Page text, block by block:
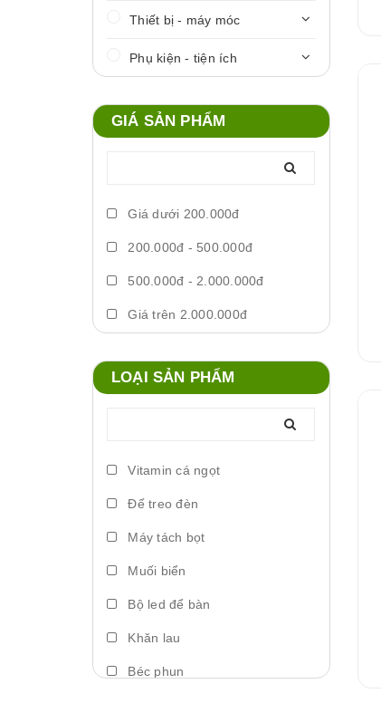
Thiết bị - máy móc
Phụ kiện - tiện ích
GIÁ SẢN PHẨM
Giá dưới 200.000đ
200.000đ - 500.000đ
500.000đ - 2.000.000đ
Giá trên 2.000.000đ
LOẠI SẢN PHẨM
Vitamin cá ngọt
Đế treo đèn
Máy tách bọt
Muối biển
Bộ led để bàn
Khăn lau
Béc phun